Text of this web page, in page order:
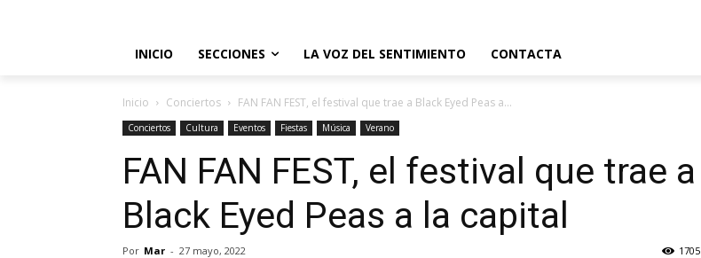
INICIO SECCIONES LA VOZ DEL SENTIMIENTO CONTACTA
Inicio Conciertos FAN FAN FEST, el festival que trae a Black Eyed Peas a...
Conciertos Cultura Eventos Fiestas Música Verano
FAN FAN FEST, el festival que trae a
Black Eyed Peas a la capital
Por Mar - 27 mayo, 2022 1705